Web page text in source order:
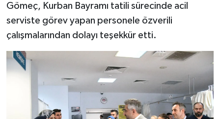
Gömeç, Kurban Bayramı tatili sürecinde acil
serviste görev yapan personele özverili
çalışmalarından dolayı teşekkür etti.